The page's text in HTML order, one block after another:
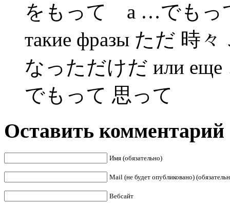
をもって а …でもって
такие фразы ただ 時
なっただけだ или
でもって 思って
Оставить комментарий
Имя (обязательно)
Mail (не будет опубликовано)
Вебсайт